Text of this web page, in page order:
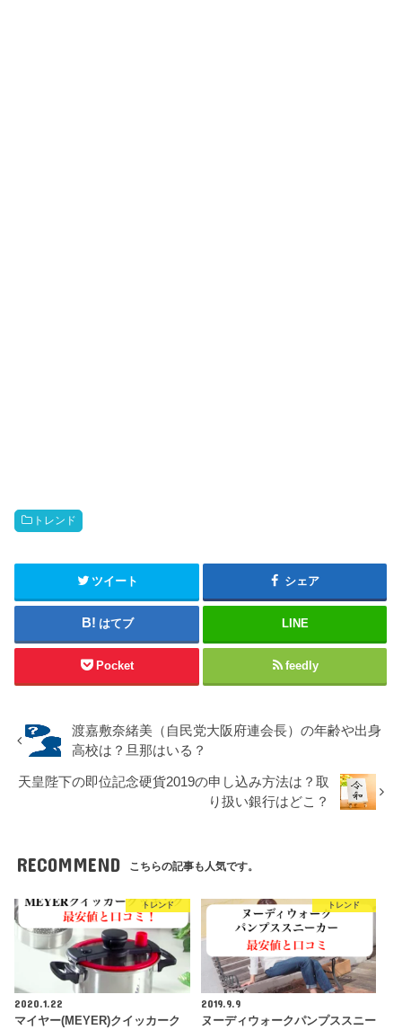
トレンド
ツイート シェア
はてブ LINE
Pocket feedly
渡嘉敷奈緒美（自民党大阪府連会長）の年齢や出身
高校は？旦那はいる？
天皇陛下の即位記念硬貨2019の申し込み方法は？取
り扱い銀行はどこ？
RECOMMEND こちらの記事も人気です。
トレンド
2020.1.22
マイヤー(MEYER)クイッカーク
トレンド
2019.9.9
ヌーディウォークパンプススニー